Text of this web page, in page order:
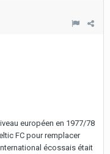
européen en 1977/78
FC pour remplacer
écossais était